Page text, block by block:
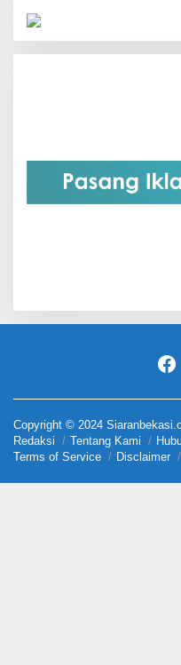
Copyright © 2024
Redaksi
Tentang Kami
Terms of Service
Disclaimer